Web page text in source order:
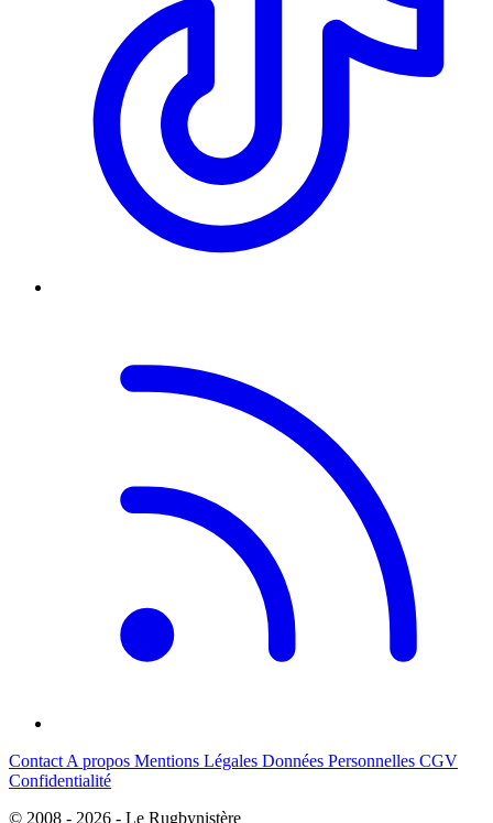
Contact A propos Mentions Légales Données Personnelles CGV
Confidentialité
© 2008 - 2026 - Le Rugbynistère